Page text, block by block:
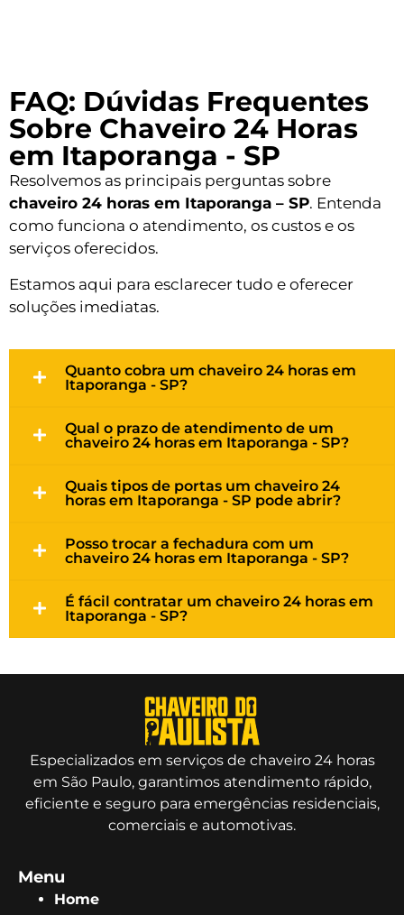
FAQ: Dúvidas Frequentes
Sobre Chaveiro 24 Horas
em Itaporanga - SP
Resolvemos as principais perguntas sobre
chaveiro 24 horas em Itaporanga – SP. Entenda
como funciona o atendimento, os custos e os
serviços oferecidos.
Estamos aqui para esclarecer tudo e oferecer
soluções imediatas.
Quanto cobra um chaveiro 24 horas em
Itaporanga - SP?
Qual o prazo de atendimento de um
chaveiro 24 horas em Itaporanga - SP?
Quais tipos de portas um chaveiro 24
horas em Itaporanga - SP pode abrir?
Posso trocar a fechadura com um
chaveiro 24 horas em Itaporanga - SP?
É fácil contratar um chaveiro 24 horas em
Itaporanga - SP?
Especializados em serviços de chaveiro 24 horas
em São Paulo, garantimos atendimento rápido,
eficiente e seguro para emergências residenciais,
comerciais e automotivas.
Menu
Home